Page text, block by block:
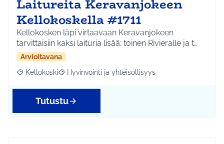
Laitureita Keravanjokeen
Kellokoskella #1711
Kellokosken läpi virtaavaan Keravanjokeen
tarvittaisiin kaksi laituria lisää; toinen Rivieralle ja t…
Arvioitavana
Rajaa tulokset aihepiirin mukaan: Kellokoski
Kellokoski Rajaa tulokset teeman mukaan: Hyvinvointi ja
Hyvinvointi ja yhteisöllisyys
Tutustu